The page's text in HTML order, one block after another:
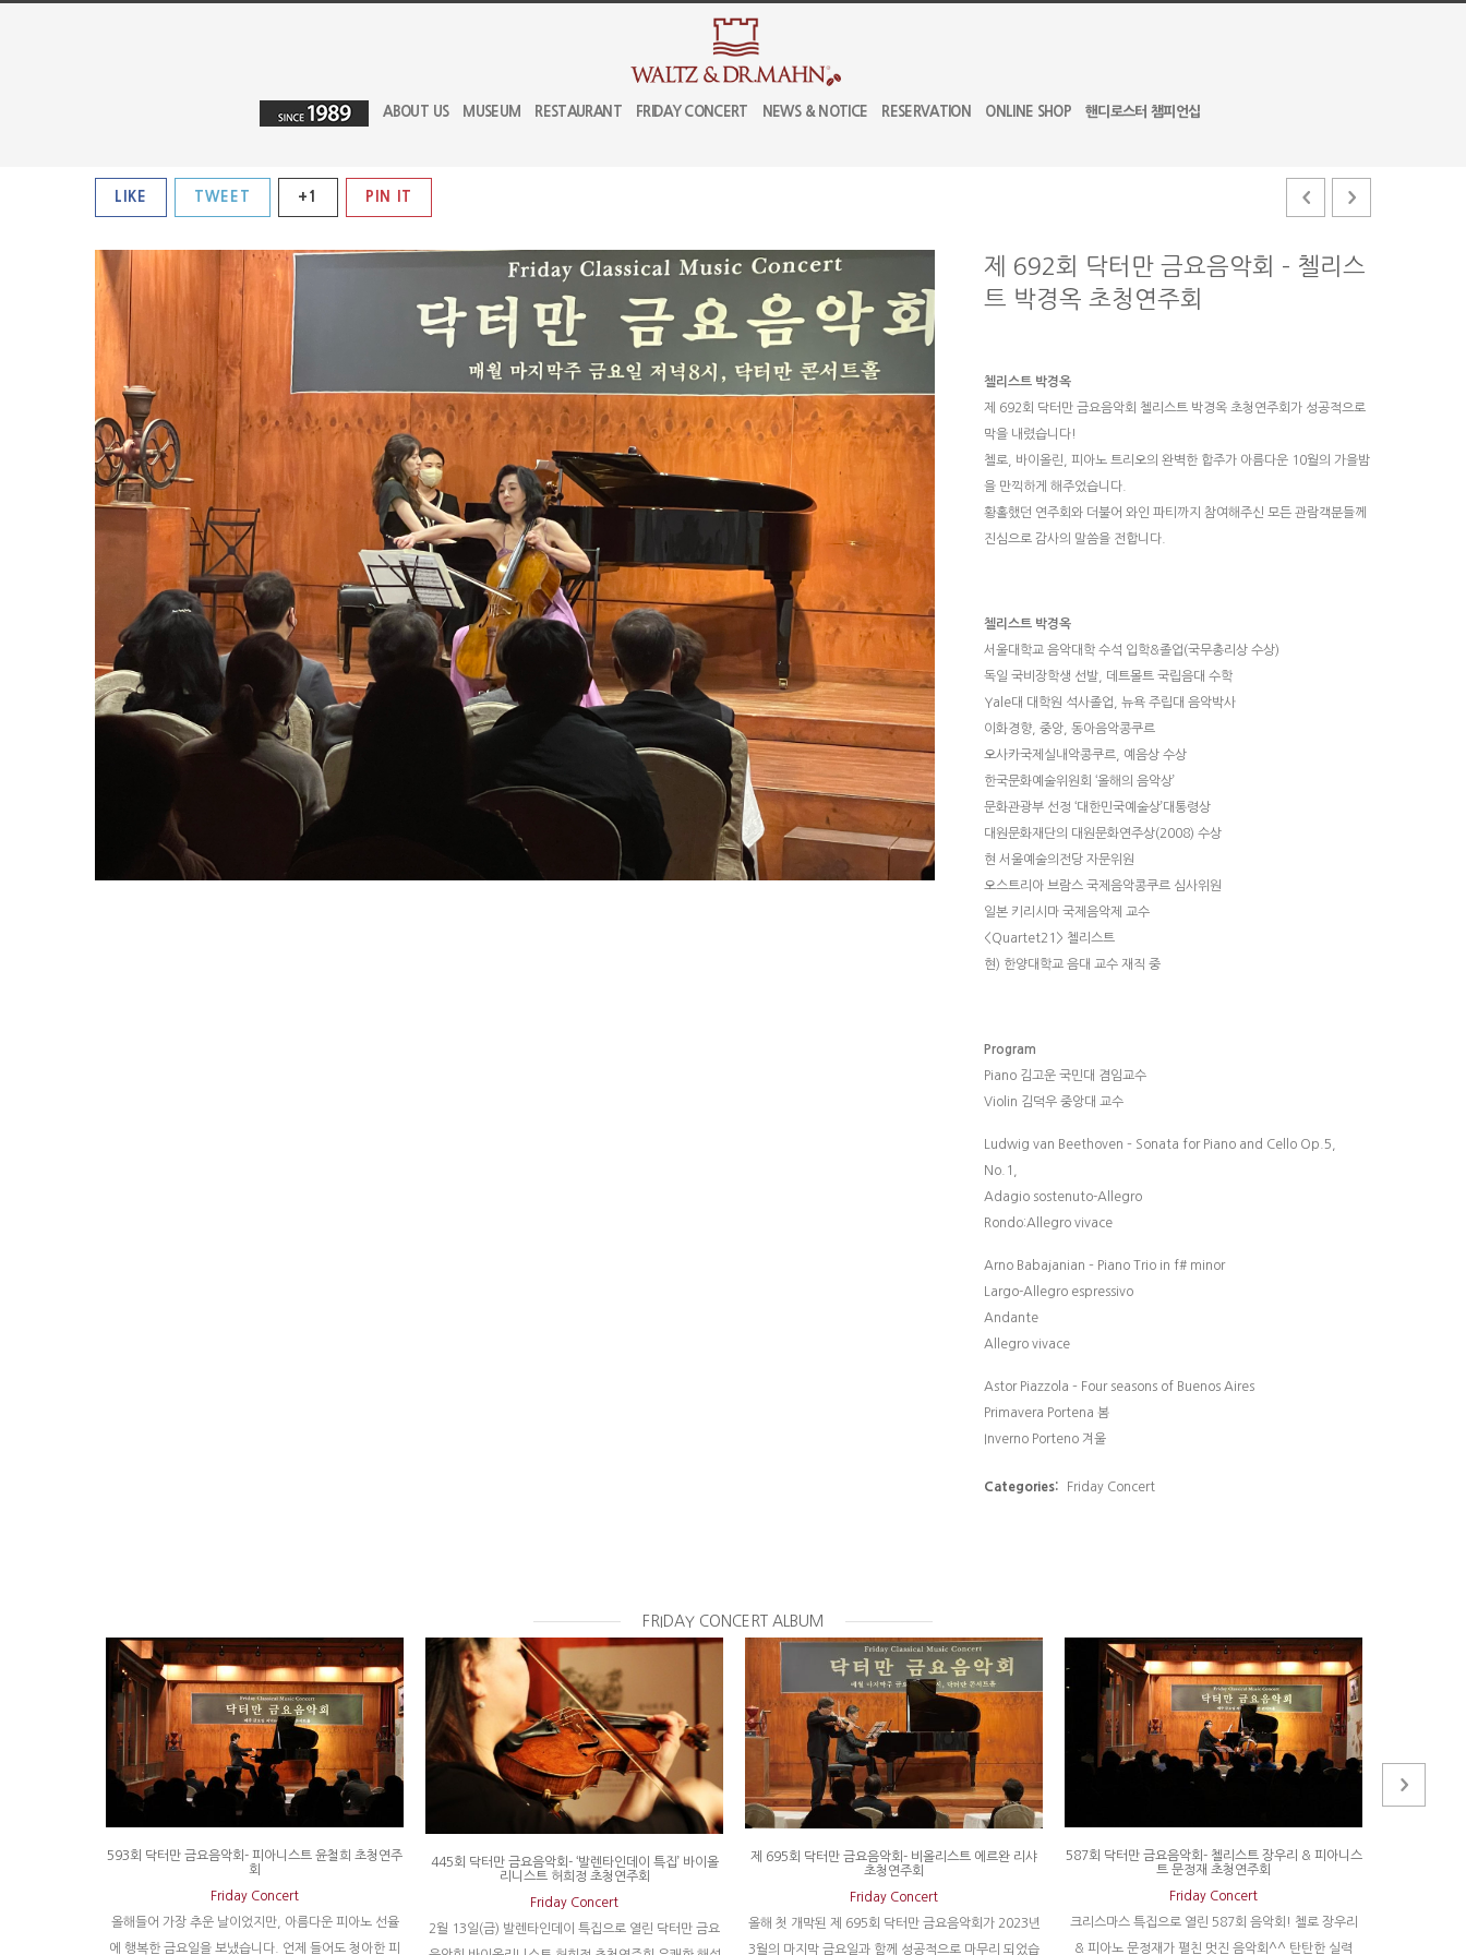
ABOUT US MUSEUM RESTAURANT FRIDAY CONCERT NEWS & NOTICE RESERVATION ONLINE SHOP 핸디로스터 챔피언십
LIKE TWEET +1 PIN IT
제 692회 닥터만 금요음악회 – 첼리스
트 박경옥 초청연주회
첼리스트 박경옥
제 692회 닥터만 금요음악회 첼리스트 박경옥 초청연주회가 성공적으로
막을 내렸습니다!
첼로, 바이올린, 피아노 트리오의 완벽한 합주가 아름다운 10월의 가을밤
을 만끽하게 해주었습니다.
황홀했던 연주회와 더불어 와인 파티까지 참여해주신 모든 관람객분들께
진심으로 감사의 말씀을 전합니다.
첼리스트 박경옥
서울대학교 음악대학 수석 입학&졸업(국무총리상 수상)
독일 국비장학생 선발, 데트몰트 국립음대 수학
Yale대 대학원 석사졸업, 뉴욕 주립대 음악박사
이화경향, 중앙, 동아음악콩쿠르
오사카국제실내악콩쿠르, 예음상 수상
한국문화예술위원회 ‘올해의 음악상’
문화관광부 선정 ‘대한민국예술상’대통령상
대원문화재단의 대원문화연주상(2008) 수상
현 서울예술의전당 자문위원
오스트리아 브람스 국제음악콩쿠르 심사위원
일본 키리시마 국제음악제 교수
<Quartet21> 첼리스트
현) 한양대학교 음대 교수 재직 중
Program
Piano 김고운 국민대 겸임교수
Violin 김덕우 중앙대 교수
Ludwig van Beethoven – Sonata for Piano and Cello Op.5,
No.1,
Adagio sostenuto-Allegro
Rondo:Allegro vivace
Arno Babajanian – Piano Trio in f# minor
Largo-Allegro espressivo
Andante
Allegro vivace
Astor Piazzola – Four seasons of Buenos Aires
Primavera Portena 봄
Inverno Porteno 겨울
Categories: Friday Concert
FRIDAY CONCERT ALBUM
593회 닥터만 금요음악회- 피아니스트 윤철희 초청연주
회
Friday Concert
올해들어 가장 추운 날이었지만, 아름다운 피아노 선율
에 행복한 금요일을 보냈습니다. 언제 들어도 청아한 피
445회 닥터만 금요음악회- ‘발렌타인데이 특집’ 바이올
리니스트 허희정 초청연주회
Friday Concert
2월 13일(금) 발렌타인데이 특집으로 열린 닥터만 금요
제 695회 닥터만 금요음악회- 비올리스트 에르완 리샤
초청연주회
Friday Concert
올해 첫 개막된 제 695회 닥터만 금요음악회가 2023년
3월의 마지막 금요일과 함께 성공적으로 마무리 되었습
587회 닥터만 금요음악회- 첼리스트 장우리 & 피아니스
트 문정재 초청연주회
Friday Concert
크리스마스 특집으로 열린 587회 음악회! 첼로 장우리
& 피아노 문정재가 펼친 멋진 음악회^^ 탄탄한 실력